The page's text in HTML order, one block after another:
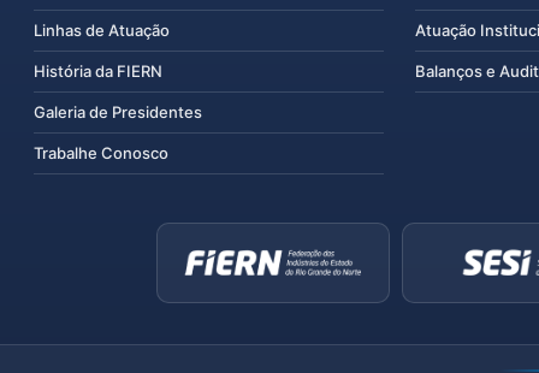
Linhas de Atuação
História da FIERN
Galeria de Presidentes
Trabalhe Conosco
Atuação
Balanços e